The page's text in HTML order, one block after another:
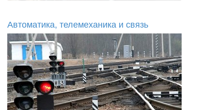
Автоматика, телемеханика и связь